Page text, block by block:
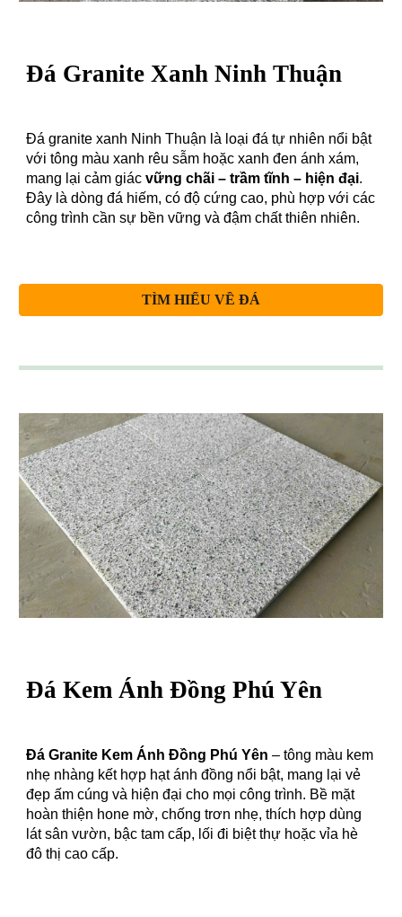
Đá GraniteXanh Ninh Thuận
Đá granite xanh Ninh Thuận là loại đá tự nhiên nổi bật
với tông màu xanh rêu sẫm hoặc xanh đen ánh xám,
mang lại cảm giácvững chãi – trầm tĩnh – hiện đại.
Đây là dòng đá hiếm, có độ cứng cao, phù hợp với các
công trình cần sự bền vững và đậm chất thiên nhiên.
TÌM HIỂU VỀ ĐÁ
ĐáKem Ánh Đồng Phú Yên
Đá Granite Kem Ánh Đồng Phú Yên – tông màu kem
nhẹ nhàng kết hợp hạt ánh đồng nổi bật, mang lại vẻ
đẹp ấm cúng và hiện đại cho mọi công trình. Bề mặt
hoàn thiện hone mờ, chống trơn nhẹ, thích hợp dùng
lát sân vườn, bậc tam cấp, lối đi biệt thự hoặc vỉa hè
đô thị cao cấp.